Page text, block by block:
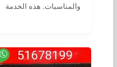
والمناسبات. هذه الخدمة